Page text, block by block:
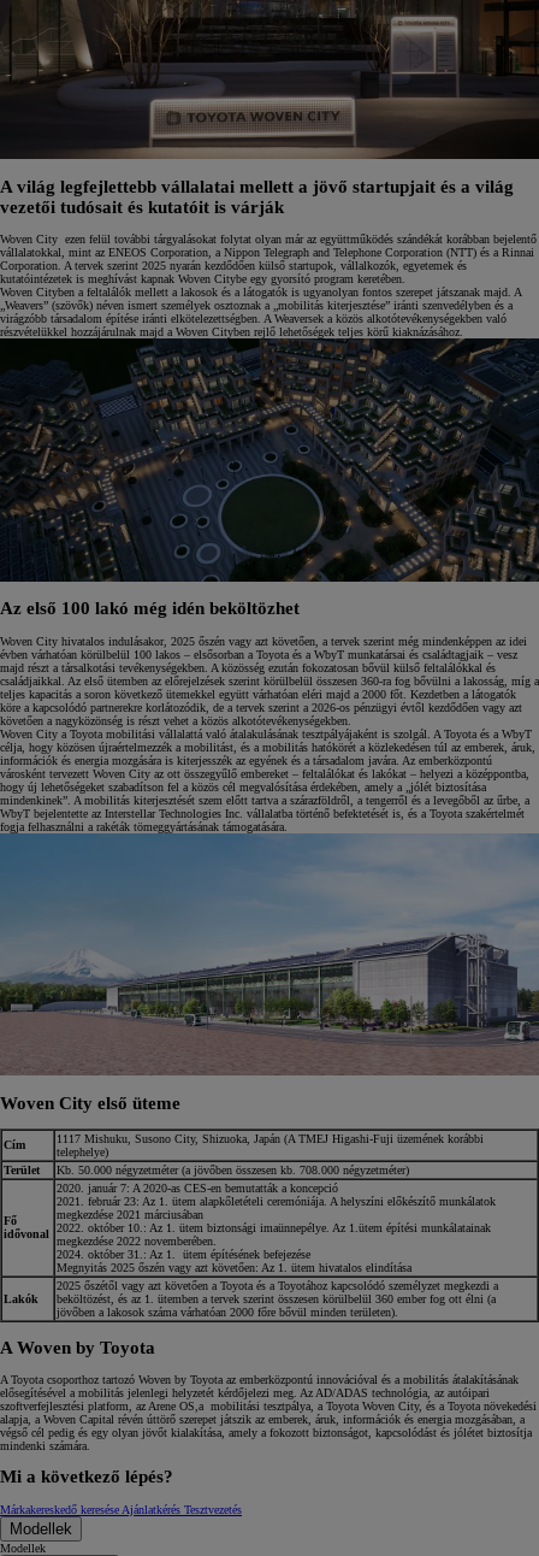
A világ legfejlettebb vállalatai mellett a jövő startupjait és a világ
vezetői tudósait és kutatóit is várják
Woven City ezen felül további tárgyalásokat folytat olyan már az együttműködés szándékát korábban bejelentő
vállalatokkal, mint az ENEOS Corporation, a Nippon Telegraph and Telephone Corporation (NTT) és a Rinnai
Corporation. A tervek szerint 2025 nyarán kezdődően külső startupok, vállalkozók, egyetemek és
kutatóintézetek is meghívást kapnak Woven Citybe egy gyorsító program keretében.
Woven Cityben a feltalálók mellett a lakosok és a látogatók is ugyanolyan fontos szerepet játszanak majd. A
„Weavers” (szövők) néven ismert személyek osztoznak a „mobilitás kiterjesztése” iránti szenvedélyben és a
virágzóbb társadalom építése iránti elkötelezettségben. A Weaversek a közös alkotótevékenységekben való
részvételükkel hozzájárulnak majd a Woven Cityben rejlő lehetőségek teljes körű kiaknázásához.
Az első 100 lakó még idén beköltözhet
Woven City hivatalos indulásakor, 2025 őszén vagy azt követően, a tervek szerint még mindenképpen az idei
évben várhatóan körülbelül 100 lakos – elsősorban a Toyota és a WbyT munkatársai és családtagjaik – vesz
majd részt a társalkotási tevékenységekben. A közösség ezután fokozatosan bővül külső feltalálókkal és
családjaikkal. Az első ütemben az előrejelzések szerint körülbelül összesen 360-ra fog bővülni a lakosság, míg a
teljes kapacitás a soron következő ütemekkel együtt várhatóan eléri majd a 2000 főt. Kezdetben a látogatók
köre a kapcsolódó partnerekre korlátozódik, de a tervek szerint a 2026-os pénzügyi évtől kezdődően vagy azt
követően a nagyközönség is részt vehet a közös alkotótevékenységekben.
Woven City a Toyota mobilitási vállalattá való átalakulásának tesztpályájaként is szolgál. A Toyota és a WbyT
célja, hogy közösen újraértelmezzék a mobilitást, és a mobilitás hatókörét a közlekedésen túl az emberek, áruk,
információk és energia mozgására is kiterjesszék az egyének és a társadalom javára. Az emberközpontú
városként tervezett Woven City az ott összegyűlő embereket – feltalálókat és lakókat – helyezi a középpontba,
hogy új lehetőségeket szabadítson fel a közös cél megvalósítása érdekében, amely a „jólét biztosítása
mindenkinek”. A mobilitás kiterjesztését szem előtt tartva a szárazföldről, a tengerről és a levegőből az űrbe, a
WbyT bejelentette az Interstellar Technologies Inc. vállalatba történő befektetését is, és a Toyota szakértelmét
fogja felhasználni a rakéták tömeggyártásának támogatására.
Woven City első üteme
Cím
1117 Mishuku, Susono City, Shizuoka, Japán (A TMEJ Higashi-Fuji üzemének korábbi
telephelye)
Terület
Kb. 50.000 négyzetméter (a jövőben összesen kb. 708.000 négyzetméter)
Fő
idővonal
2020. január 7: A 2020-as CES-en bemutatták a koncepció
2021. február 23: Az 1. ütem alapkőletételi ceremóniája. A helyszíni előkészítő munkálatok
megkezdése 2021 márciusában
2022. október 10.: Az 1. ütem biztonsági imaünnepélye. Az 1.ütem építési munkálatainak
megkezdése 2022 novemberében.
2024. október 31.: Az 1. ütem építésének befejezése
Megnyitás 2025 őszén vagy azt követően: Az 1. ütem hivatalos elindítása
Lakók
2025 őszétől vagy azt követően a Toyota és a Toyotához kapcsolódó személyzet megkezdi a
beköltözést, és az 1. ütemben a tervek szerint összesen körülbelül 360 ember fog ott élni (a
jövőben a lakosok száma várhatóan 2000 főre bővül minden területen).
A Woven by Toyota
A Toyota csoporthoz tartozó Woven by Toyota az emberközpontú innovációval és a mobilitás átalakításának
elősegítésével a mobilitás jelenlegi helyzetét kérdőjelezi meg. Az AD/ADAS technológia, az autóipari
szoftverfejlesztési platform, az Arene OS,a mobilitási tesztpálya, a Toyota Woven City, és a Toyota növekedési
alapja, a Woven Capital révén úttörő szerepet játszik az emberek, áruk, információk és energia mozgásában, a
végső cél pedig és egy olyan jövőt kialakítása, amely a fokozott biztonságot, kapcsolódást és jólétet biztosítja
mindenki számára.
Mi a következő lépés?
Márkakereskedő keresése Ajánlatkérés Tesztvezetés
Modellek
Modellek